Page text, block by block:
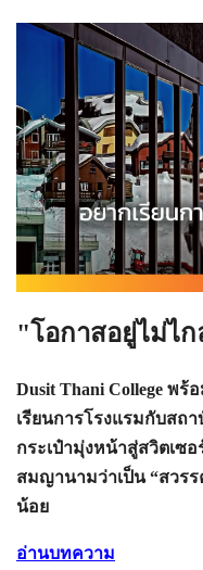
"โอกาสอยู่ไม่ไก
Dusit Thani College พ
เรียนการโรงแรมกับสถ
กระเป๋ามุ่งหน้าสู่สวิตเซ
สมญานามว่าเป็น “สวร
น้อย
อ่านบทความ